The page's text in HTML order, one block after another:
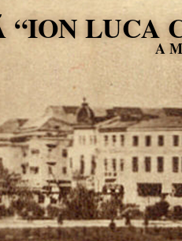
“ION LUCA